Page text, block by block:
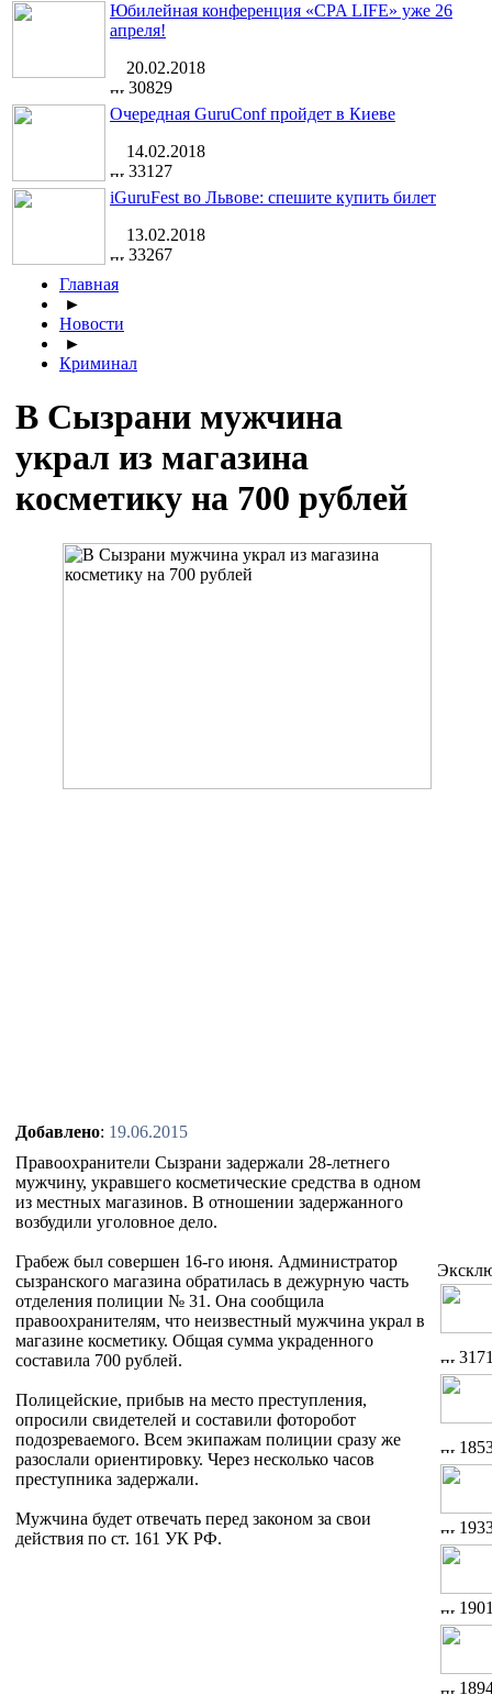
Юбилейная конференция «CPA LIFE» уже 26
апреля!
20.02.2018
30829
Очередная GuruConf пройдет в Киеве
14.02.2018
33127
iGuruFest во Львове: спешите купить билет
13.02.2018
33267
Главная
►
Новости
►
Криминал
В Сызрани мужчина
украл из магазина
косметику на 700 рублей
Добавлено: 19.06.2015
Правоохранители Сызрани задержали 28-летнего
мужчину, укравшего косметические средства в одном
из местных магазинов. В отношении задержанного
возбудили уголовное дело.
Грабеж был совершен 16-го июня. Администратор
сызранского магазина обратилась в дежурную часть
отделения полиции № 31. Она сообщила
правоохранителям, что неизвестный мужчина украл в
магазине косметику. Общая сумма украденного
составила 700 рублей.
Полицейские, прибыв на место преступления,
опросили свидетелей и составили фоторобот
подозреваемого. Всем экипажам полиции сразу же
разослали ориентировку. Через несколько часов
преступника задержали.
Мужчина будет отвечать перед законом за свои
действия по ст. 161 УК РФ.